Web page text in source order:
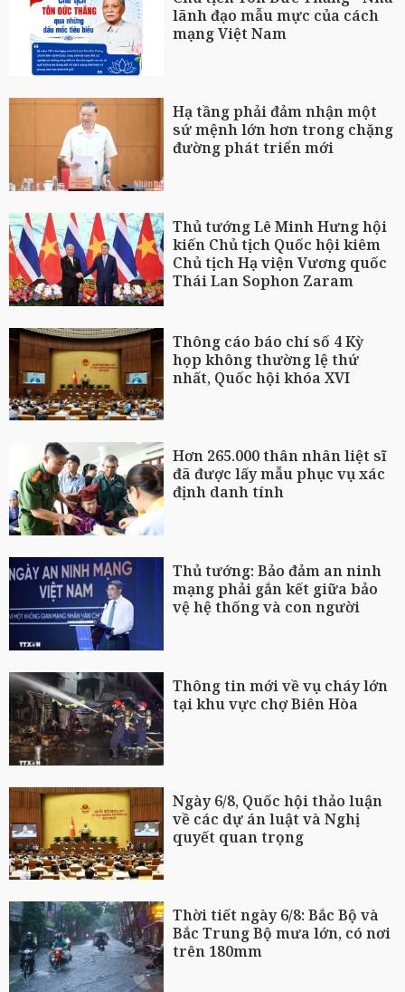
lãnh đạo mẫu mực của cách
mạng Việt Nam
Hạ tầng phải đảm nhận một
sứ mệnh lớn hơn trong chặng
đường phát triển mới
Thủ tướng Lê Minh Hưng hội
kiến Chủ tịch Quốc hội kiêm
Chủ tịch Hạ viện Vương quốc
Thái Lan Sophon Zaram
Thông cáo báo chí số 4 Kỳ
họp không thường lệ thứ
nhất, Quốc hội khóa XVI
Hơn 265.000 thân nhân liệt sĩ
đã được lấy mẫu phục vụ xác
định danh tính
Thủ tướng: Bảo đảm an ninh
mạng phải gắn kết giữa bảo
vệ hệ thống và con người
Thông tin mới về vụ cháy lớn
tại khu vực chợ Biên Hòa
Ngày 6/8, Quốc hội thảo luận
về các dự án luật và Nghị
quyết quan trọng
Thời tiết ngày 6/8: Bắc Bộ và
Bắc Trung Bộ mưa lớn, có nơi
trên 180mm